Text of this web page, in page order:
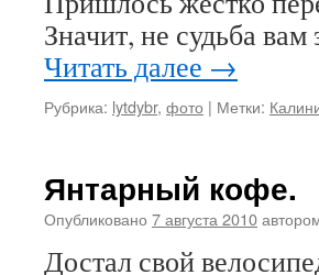
Значит, не судьба
Читать далее →
Рубрика: lytdybr, фото | Метки:
Янтарный кофе.
Опубликовано 7 августа 2010
Достал свой